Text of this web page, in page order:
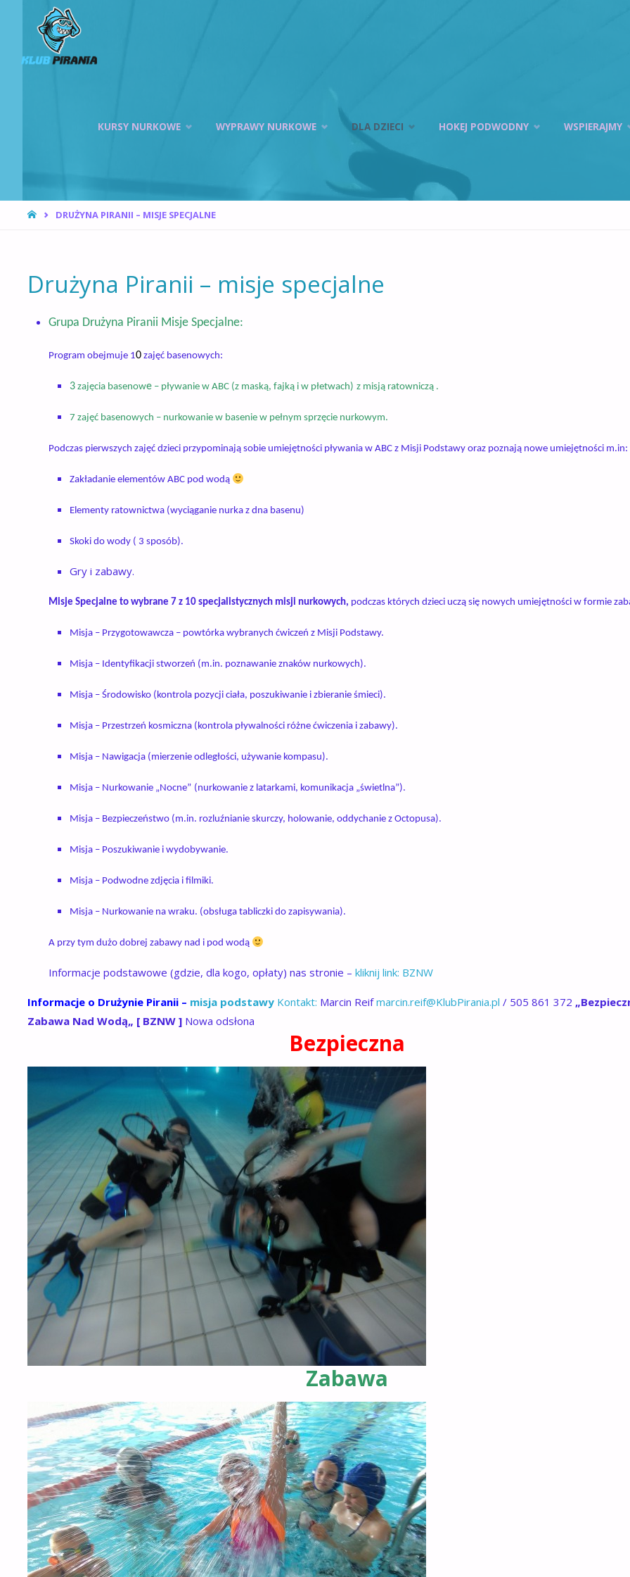
KURSY NURKOWE WYPRAWY NURKOWE DLA DZIECI HOKEJ PODWODNY WSPIERAJMY
STRONA
DRUŻYNA PIRANII – MISJE SPECJALNE
Drużyna Piranii – misje specjalne
Grupa Drużyna Piranii Misje Specjalne:
Program obejmuje 10 zajęć basenowych:
3 zajęcia basenowe – pływanie w ABC (z maską, fajką i w płetwach) z misją ratowniczą .
7 zajęć basenowych – nurkowanie w basenie w pełnym sprzęcie nurkowym.
Podczas pierwszych zajęć dzieci przypominają sobie umiejętności pływania w ABC z Misji Podstawy oraz poznają nowe umiejętności m.in:
Zakładanie elementów ABC pod wodą
Elementy ratownictwa (wyciąganie nurka z dna basenu)
Skoki do wody ( 3 sposób).
Gry i zabawy.
Misje Specjalne to wybrane 7z 10 specjalistycznych misji nurkowych, podczas których dzieci uczą się nowych umiejętności w formie
Misja – Przygotowawcza – powtórka wybranych ćwiczeń z Misji Podstawy.
Misja – Identyfikacji stworzeń (m.in. poznawanie znaków nurkowych).
Misja –Środowisko (kontrola pozycji ciała, poszukiwanie i zbieranie śmieci).
Misja – Przestrzeń kosmiczna (kontrola pływalności różne ćwiczenia i zabawy).
Misja – Nawigacja (mierzenie odległości, używanie kompasu).
Misja – Nurkowanie „Nocne” (nurkowanie z latarkami, komunikacja „świetlna”).
Misja – Bezpieczeństwo (m.in. rozluźnianie skurczy, holowanie, oddychanie z Octopusa).
Misja – Poszukiwanie i wydobywanie.
Misja – Podwodne zdjęcia i filmiki.
Misja – Nurkowanie na wraku. (obsługa tabliczki do zapisywania).
A przy tym dużo dobrej zabawy nad i pod wodą
Informacje podstawowe (gdzie, dla kogo, opłaty) nas stronie –kliknij link: BZNW
Informacje o Drużynie Piranii – misja podstawy Kontakt: Marcin Reifmarcin.reif@KlubPirania.pl / 505 861 372
Zabawa Nad Wodą„ [ BZNW ] Nowa odsłona
Bezpieczna
Zabawa